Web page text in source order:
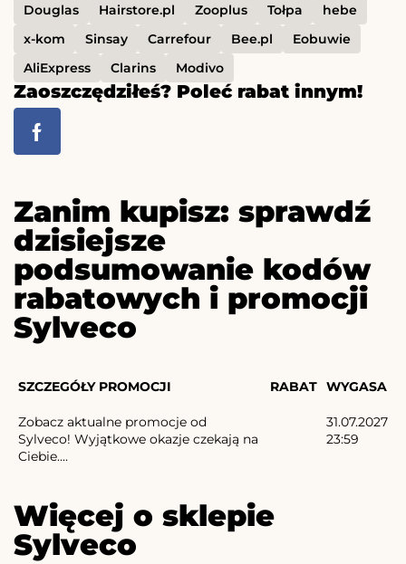
Douglas
Hairstore.pl Zooplus Tołpa
hebe
x-kom
Sinsay Carrefour Bee.pl
Eobuwie
AliExpress
Clarins Modivo
Zaoszczędziłeś? Poleć rabat innym!
Zanim kupisz: sprawdź
dzisiejsze
podsumowanie kodów
rabatowych i promocji
Sylveco
SZCZEGÓŁY PROMOCJI RABAT WYGASA
Zobacz aktualne promocje od
Sylveco! Wyjątkowe okazje czekają na
Ciebie....
31.07.2027
23:59
Więcej o sklepie
Sylveco